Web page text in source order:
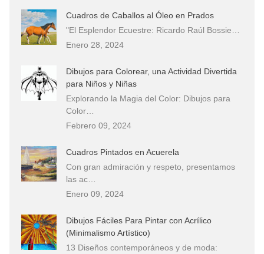
Cuadros de Caballos al Óleo en Prados
"El Esplendor Ecuestre: Ricardo Raúl Bossie…
Enero 28, 2024
Dibujos para Colorear, una Actividad Divertida
para Niños y Niñas
Explorando la Magia del Color: Dibujos para
Color…
Febrero 09, 2024
Cuadros Pintados en Acuerela
Con gran admiración y respeto, presentamos
las ac…
Enero 09, 2024
Dibujos Fáciles Para Pintar con Acrílico
(Minimalismo Artístico)
13 Diseños contemporáneos y de moda: